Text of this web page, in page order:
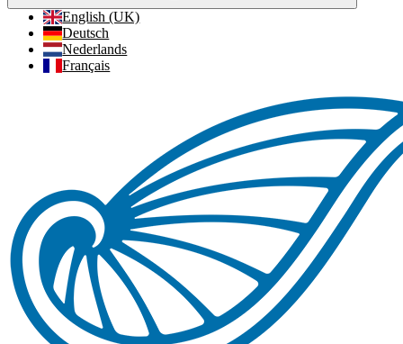
English (UK)
Deutsch
Nederlands
Français